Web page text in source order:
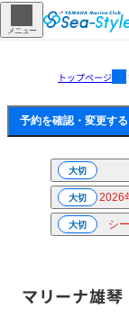
メニュー
トップページ
予約を確認・ 変更する
大切
大切 2026
大切 シ
マリーナ雄琴